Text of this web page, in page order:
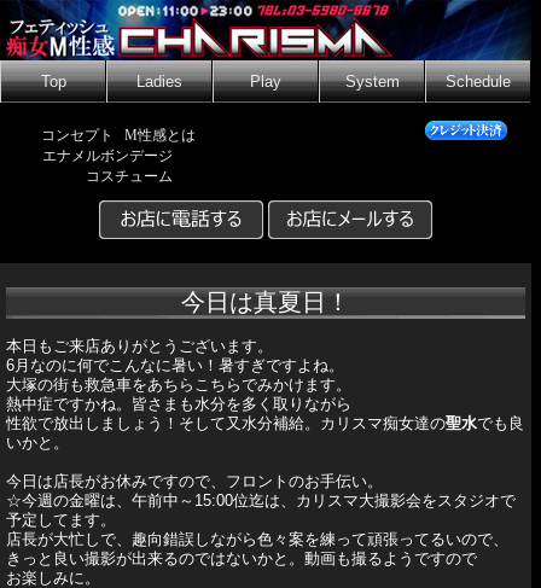
Top Ladies Play System Schedule
コンセプト
M性感とは
エナメルボンデージ
コスチューム
今日は真夏日！
本日もご来店ありがとうございます。
6月なのに何でこんなに暑い！暑すぎですよね。
大塚の街も救急車をあちらこちらでみかけます。
熱中症ですかね。皆さまも水分を多く取りながら
性欲で放出しましょう！そして又水分補給。カリスマ痴女達の聖水でも良
いかと。
今日は店長がお休みですので、フロントのお手伝い。
☆今週の金曜は、午前中～15:00位迄は、カリスマ大撮影会をスタジオで
予定してます。
店長が大忙しで、趣向錯誤しながら色々案を練って頑張ってるいので、
きっと良い撮影が出来るのではないかと。動画も撮るようですので
お楽しみに。